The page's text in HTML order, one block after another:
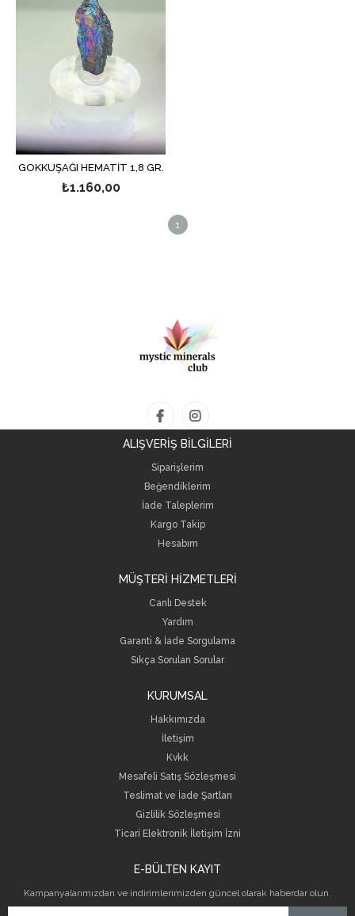
GÖKKUŞAĞI HEMATİT 1,8 GR.
₺1.160,00
1
ALIŞVERİŞ BİLGİLERİ
Siparişlerim
Beğendiklerim
İade Taleplerim
Kargo Takip
Hesabım
MÜŞTERİ HİZMETLERİ
Canlı Destek
Yardım
Garanti & İade Sorgulama
Sıkça Sorulan Sorular
KURUMSAL
Hakkımızda
İletişim
Kvkk
Mesafeli Satış Sözleşmesi
Teslimat ve İade Şartları
Gizlilik Sözleşmesi
Ticari Elektronik İletişim İzni
E-BÜLTEN KAYIT
Kampanyalarımızdan ve indirimlerimizden güncel olarak haberdar olun.